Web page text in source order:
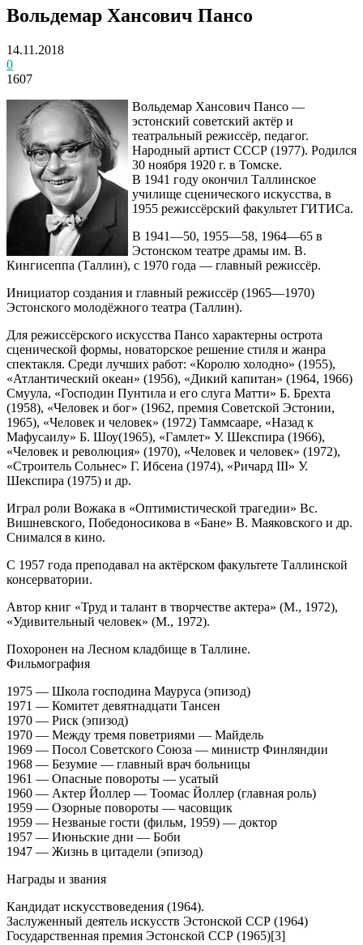
Вольдемар Хансович Пансо
14.11.2018
0
1607
Вольдемар Хансович Пансо —
эстонский советский актёр и
театральный режиссёр, педагог.
Народный артист СССР (1977). Родился
30 ноября 1920 г. в Томске.
В 1941 году окончил Таллинское
училище сценического искусства, в
1955 режиссёрский факультет ГИТИСа.
В 1941—50, 1955—58, 1964—65 в
Эстонском театре драмы им. В.
Кингисеппа (Таллин), с 1970 года — главный режиссёр.
Инициатор создания и главный режиссёр (1965—1970)
Эстонского молодёжного театра (Таллин).
Для режиссёрского искусства Пансо характерны острота
сценической формы, новаторское решение стиля и жанра
спектакля. Среди лучших работ: «Королю холодно» (1955),
«Атлантический океан» (1956), «Дикий капитан» (1964, 1966)
Смуула, «Господин Пунтила и его слуга Матти» Б. Брехта
(1958), «Человек и бог» (1962, премия Советской Эстонии,
1965), «Человек и человек» (1972) Таммсааре, «Назад к
Мафусаилу» Б. Шоу(1965), «Гамлет» У. Шекспира (1966),
«Человек и революция» (1970), «Человек и человек» (1972),
«Строитель Сольнес» Г. Ибсена (1974), «Ричард III» У.
Шекспира (1975) и др.
Играл роли Вожака в «Оптимистической трагедии» Вс.
Вишневского, Победоносикова в «Бане» В. Маяковского и др.
Снимался в кино.
С 1957 года преподавал на актёрском факультете Таллинской
консерватории.
Автор книг «Труд и талант в творчестве актера» (М., 1972),
«Удивительный человек» (М., 1972).
Похоронен на Лесном кладбище в Таллине.
Фильмография
1975 — Школа господина Мауруса (эпизод)
1971 — Комитет девятнадцати Тансен
1970 — Риск (эпизод)
1970 — Между тремя поветриями — Майдель
1969 — Посол Советского Союза — министр Финляндии
1968 — Безумие — главный врач больницы
1961 — Опасные повороты — усатый
1960 — Актер Йоллер — Тоомас Йоллер (главная роль)
1959 — Озорные повороты — часовщик
1959 — Незваные гости (фильм, 1959) — доктор
1957 — Июньские дни — Боби
1947 — Жизнь в цитадели (эпизод)
Награды и звания
Кандидат искусствоведения (1964).
Заслуженный деятель искусств Эстонской ССР (1964)
Государственная премия Эстонской ССР (1965)[3]